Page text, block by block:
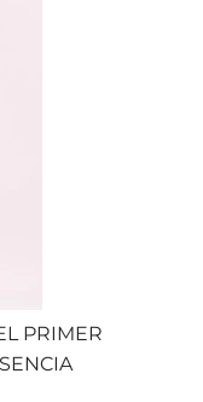
PRIMER